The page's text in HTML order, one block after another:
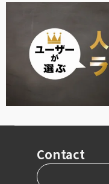
Contact